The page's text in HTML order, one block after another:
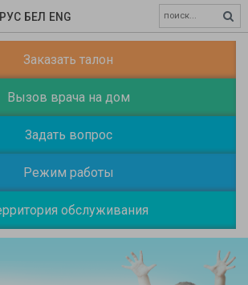
Заказать талон
Вызов врача на дом
Задать вопрос
Режим работы
обслуживания
РУС БЕЛ ENG